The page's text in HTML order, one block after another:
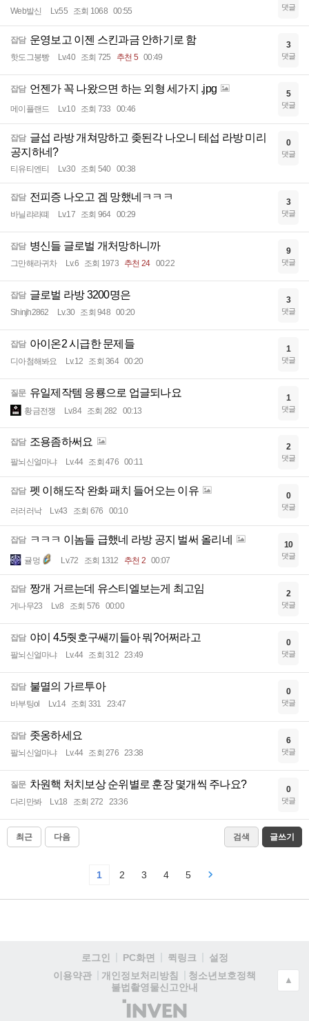
Web발신 Lv.55 조회 1068 00:55 댓글
잡담 운영보고 이젠 스킨과금 안하기로 함
핫도그붕빵 Lv.40 조회 725 추천 5 00:49
3
댓글
잡담 언젠가 꼭 나왔으면 하는 외형 세가지 .jpg
메이플랜드 Lv.10 조회 733 00:46
5
댓글
잡담 글섭 라방 개쳐망하고 좆된각 나오니 테섭 라방 미리
공지하네?
티유티엔티 Lv.30 조회 540 00:38
0
댓글
잡담 전피증 나오고 겜 망했네ㅋㅋㅋ
바닐랴라뗴 Lv.17 조회 964 00:29
3
댓글
잡담 병신들 글로벌 개처망하니까
그만해라귀차 Lv.6 조회 1973 추천 24 00:22
9
댓글
잡담 글로벌 라방 3200명은
Shinjh2862 Lv.30 조회 948 00:20
3
댓글
잡담 아이온2 시급한 문제들
디아첨해봐요 Lv.12 조회 364 00:20
1
댓글
질문 유일제작템 응룡으로 업글되나요
황금전쟁 Lv.84 조회 282 00:13
1
댓글
잡담 조용좀하써요
팔뇌신얼마냐 Lv.44 조회 476 00:11
2
댓글
잡담 펫 이해도작 완화 패치 들어오는 이유
러러러낙 Lv.43 조회 676 00:10
0
댓글
잡담 ㅋㅋㅋ 이놈들 급했네 라방 공지 벌써 올리네
귤멍 Lv.72 조회 1312 추천 2 00:07
10
댓글
잡담 짱개 거르는데 유스티엘보는게 최고임
게나무23 Lv.8 조회 576 00:00
2
댓글
잡담 야이 4.5줫호구쌔끼들아 뭐?어쩌라고
팔뇌신얼마냐 Lv.44 조회 312 23:49
0
댓글
잡담 불멸의 가르투아
바부팅ol Lv.14 조회 331 23:47
0
댓글
잡담 좃옹하세요
팔뇌신얼마냐 Lv.44 조회 276 23:38
6
댓글
질문 차원핵 처치보상 순위별로 훈장 몇개씩 주나요?
다리만봐 Lv.18 조회 272 23:36
0
댓글
최근 다음 검색 글쓰기
1 2 3 4 5
로그인 PC화면 퀵링크
설정
이용약관
개인정보처리방침
청소년보호정책
불법촬영물신고안내
(주)
▲